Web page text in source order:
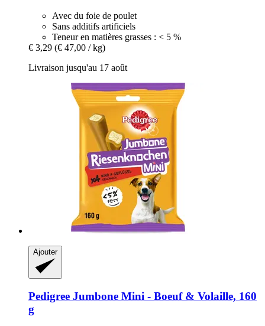
Avec du foie de poulet
Sans additifs artificiels
Teneur en matières grasses : < 5 %
€ 3,29 (€ 47,00 / kg)
Livraison jusqu'au 17 août
Ajouter
Pedigree Jumbone Mini -​ Boeuf & Volaille, 160
g